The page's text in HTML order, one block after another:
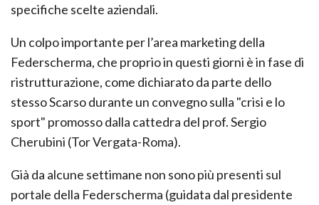
specifiche scelte aziendali.
Un colpo importante per l’area marketing della
Federscherma, che proprio in questi giorni è in fase di
ristrutturazione, come dichiarato da parte dello
stesso Scarso durante un convegno sulla "crisi e lo
sport" promosso dalla cattedra del prof. Sergio
Cherubini (Tor Vergata-Roma).
Già da alcune settimane non sono più presenti sul
portale della Federscherma (guidata dal presidente